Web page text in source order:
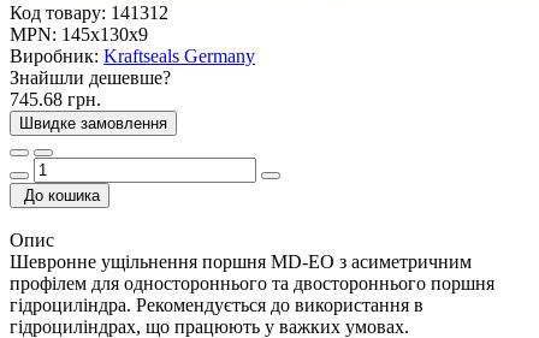
Код товару: 141312
MPN: 145x130x9
Виробник: Kraftseals Germany
Знайшли дешевше?
745.68 грн.
Швидке замовлення
До кошика
Опис
Шевронне ущільнення поршня MD-EO з асиметричним
профілем для одностороннього та двостороннього поршня
гідроциліндра. Рекомендується до використання в
гідроциліндрах, що працюють у важких умовах.